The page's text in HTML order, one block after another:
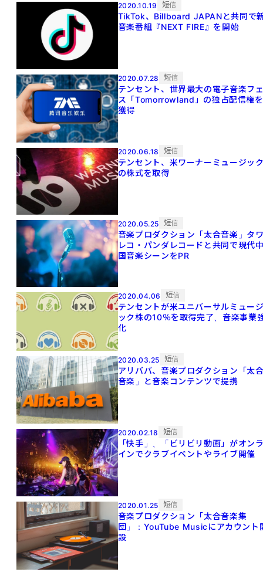
2020.10.19 短信
TikTok、Billboard JAPANと共同で
音楽番組『NEXT FIRE』を開始
2020.07.28 短信
テンセント、世界最大の電子音楽フ
ス「Tomorrowland」の独占配信権を
獲得
2020.06.18 短信
テンセント、米ワーナーミュージッ
の株式を取得
2020.05.25 短信
音楽プロダクション「太合音楽」タ
レコ・パンダレコードと共同で現代
国音楽シーンをPR
2020.04.06 短信
テンセントが米ユニバーサルミュー
ック株の10％を取得完了、音楽事業
化
2020.03.25 短信
アリババ、音楽プロダクション「太
音楽」と音楽コンテンツで提携
2020.02.18 短信
「快手」、「ビリビリ動画」がオン
インでクラブイベントやライブ開催
2020.01.25 短信
音楽プロダクション「太合音楽集
団」：YouTube Musicにアカウント
設